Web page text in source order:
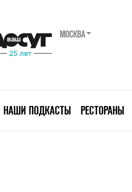
МОСКВА
НАШИ ПОДКАСТЫ РЕСТОРАНЫ